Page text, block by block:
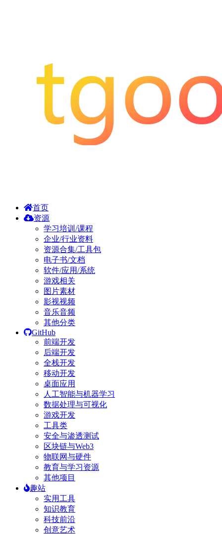
首页
资源
学习培训/课程
企业/行业资料
资源合集/工具包
电子书/文档
软件/应用/系统
游戏相关
图片素材
影视视频
音乐音频
其他分类
GitHub
前端开发
后端开发
全栈开发
移动开发
桌面应用
人工智能与机器学习
数据处理与可视化
游戏开发
工具类
安全与渗透测试
区块链与Web3
物联网与硬件
教育与学习资源
其他项目
趣站
实用工具
知识教育
科技前沿
创意艺术